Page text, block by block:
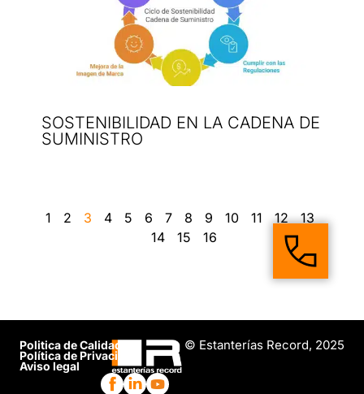
SOSTENIBILIDAD EN LA CADENA DE
SUMINISTRO
1 2 3 4 5 6 7 8 9 10 11 12
13
14
15 16
Politica de Calidad
Política de Privacidad
Aviso legal
© Estanterías Record, 2025